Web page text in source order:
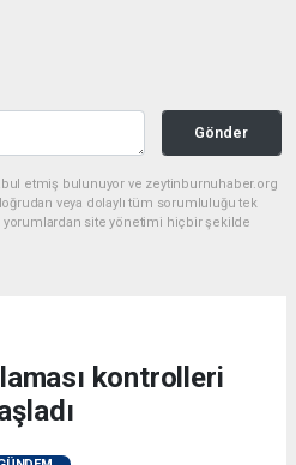
Gönder
etmiş bulunuyor ve zeytinburnuhaber.org
veya dolaylı tüm sorumluluğu tek
yorumlardan site yönetimi hiçbir şekilde
kontrolleri